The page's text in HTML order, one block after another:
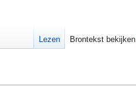
Lezen Brontekst bekijken